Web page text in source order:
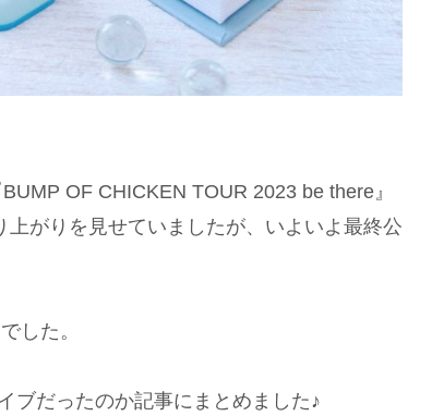
OF CHICKEN TOUR 2023 be there』
がりを見せていましたが、いよいよ最終公
した。
ブだったのか記事にまとめました♪